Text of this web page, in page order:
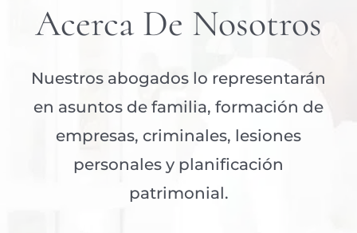
Acerca De Nosotros
Nuestros abogados lo representarán
en asuntos de familia, formación de
empresas, criminales, lesiones
personales y planificación
patrimonial.